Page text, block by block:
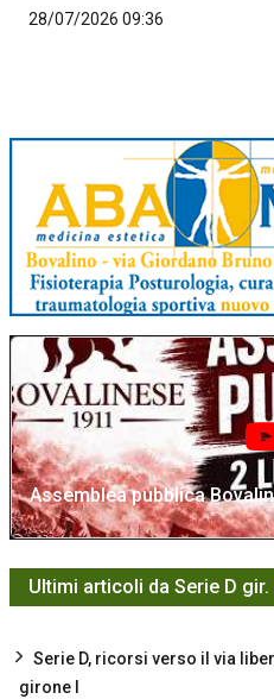
28/07/2026 09:36
Assemblea pubblica
Ultimi articoli da Serie D gir.
Serie D, ricorsi verso il via
girone I